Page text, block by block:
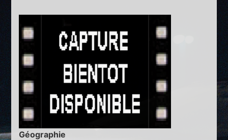
Géographie